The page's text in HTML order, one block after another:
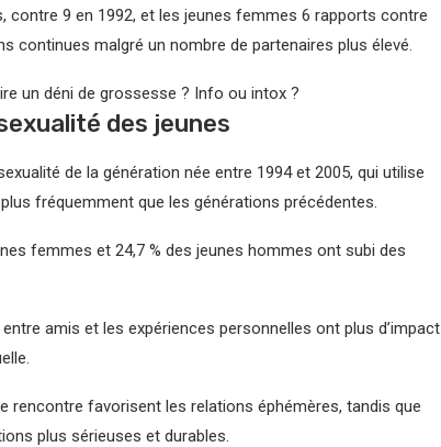
contre 9 en 1992, et les jeunes femmes 6 rapports contre
continues malgré un nombre de partenaires plus élevé.
un déni de grossesse ? Info ou intox ?
des jeunes
de la génération née entre 1994 et 2005, qui utilise
fréquemment que les générations précédentes.
femmes et 24,7 % des jeunes hommes ont subi des
amis et les expériences personnelles ont plus d’impact
rencontre favorisent les relations éphémères, tandis que
plus sérieuses et durables.